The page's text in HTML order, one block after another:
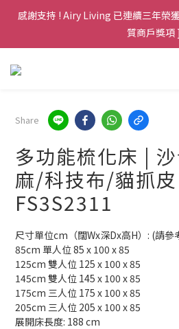
Welcome，全場傢俱免運費包送貨至
門於非偏遠地區，不
感謝支持 ! Airy Living 已連續三年榮
質商戶獎項 ]
Welcome，全場傢俱免運費包送貨至
Share
多功能梳化床 |
麻/科技布/貓抓
FS3S2311
尺寸單位cm（闊Wx深Dx高H）: (請參
85cm 單人位 85 x 100 x 85
125cm 雙人位 125 x 100 x 85
145cm 雙人位 145 x 100 x 85
175cm 三人位 175 x 100 x 85
205cm 三人位 205 x 100 x 85
展開床長度: 188 cm